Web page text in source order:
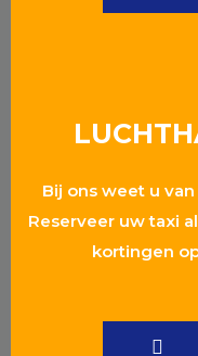
Bij ons weet u
Reserveer uw taxi
kortingen